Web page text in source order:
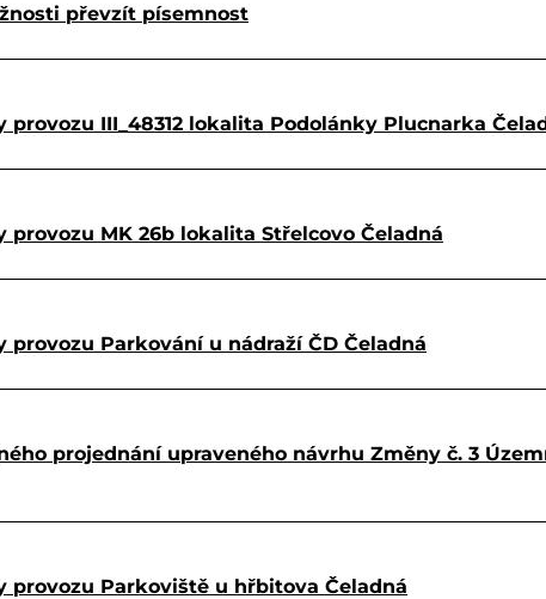
převzít písemnost
III_48312 lokalita Podolánky Plucnarka
MK 26b lokalita Střelcovo Čeladná
Parkování u nádraží ČD Čeladná
projednání upraveného návrhu Změny č. 3
provozu Parkoviště u hřbitova Čeladná